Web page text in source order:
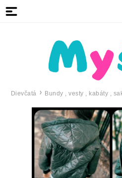
Dievčatá Bundy , vesty , kabáty ,